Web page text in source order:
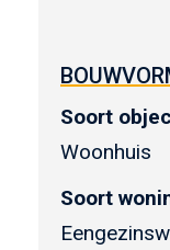
Soort
Woonhuis
Soort